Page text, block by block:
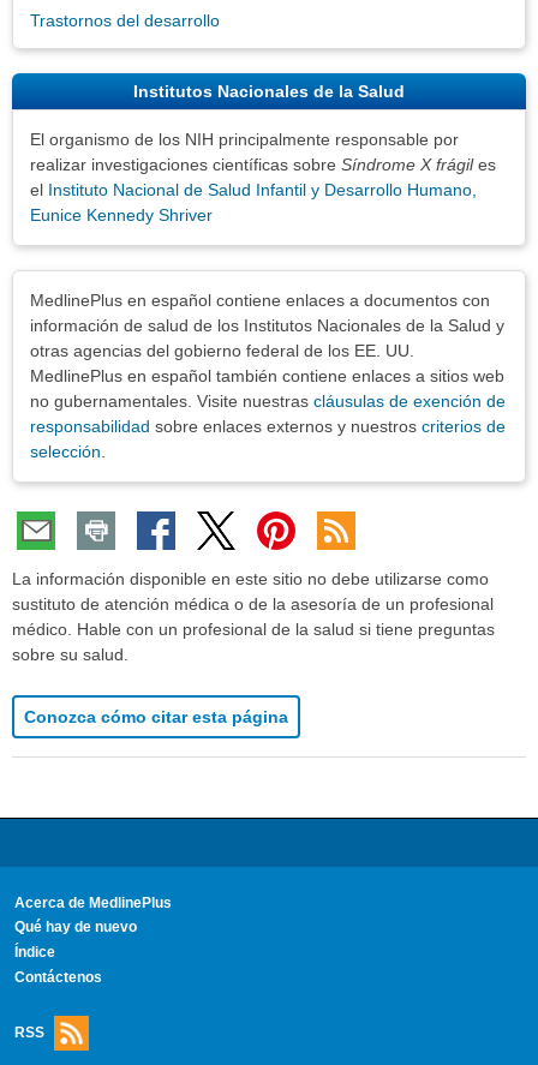
Trastornos del desarrollo
Institutos Nacionales de la Salud
El organismo de los NIH principalmente responsable por
realizar investigaciones científicas sobre Síndrome X frágiles
el Instituto Nacional de Salud Infantil y Desarrollo Humano,
Eunice Kennedy Shriver
MedlinePlus en español contiene enlaces a documentos con
información de salud de los Institutos Nacionales de la Salud y
otras agencias del gobierno federal de los EE. UU.
MedlinePlus en español también contiene enlaces a sitios web
no gubernamentales. Visite nuestras cláusulas de exención de
responsabilidad sobre enlaces externos y nuestros criterios de
selección
La información disponible en este sitio no debe utilizarse como
sustituto de atención médica o de la asesoría de un profesional
médico. Hable con un profesional de la salud si tiene preguntas
sobre su salud.
Conozca cómo citar esta página
Acerca de MedlinePlus
Qué hay de nuevo
Índice
Contáctenos
RSS